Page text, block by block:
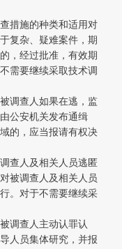
措施的种类和适用对
复杂、疑难案件，期
，经过批准，有效期
需要继续采取技术调
查人如果在逃，监
公安机关发布通缉
的，应当报请有权决
人及相关人员逃匿
被调查人及相关人员
。对于不需要继续采
查人主动认罪认
人员集体研究，并报